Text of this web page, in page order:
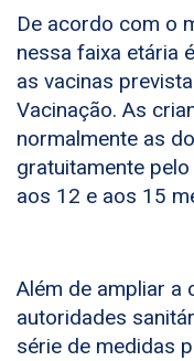
De acordo com o
nessa faixa etária
as vacinas
Vacinação. As
normalmente as
gratuitamente pelo
aos 12 e aos 15
Além de ampliar a
autoridades
série de medidas